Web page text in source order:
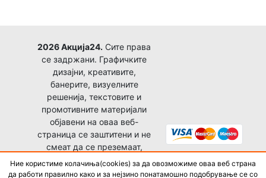
2026 Акција24. Сите права
се задржани. Графичките
дизајни, креативите,
банерите, визуелните
решенија, текстовите и
промотивните материјали
објавени на оваа веб-
страница се заштитени и не
смеат да се преземаат,
копираат, преработуваат,
објавуваат или користат за
Ние користиме колачиња(cookies) за да овозможиме оваа веб страна
да работи правилно како и за нејзино понатамошно подобрување се со